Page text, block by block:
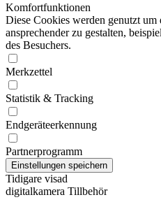
Komfortfunktionen
Diese Cookies werden genutzt um
ansprechender zu gestalten,
des Besuchers.
Merkzettel
Statistik & Tracking
Endgeräteerkennung
Partnerprogramm
Tidigare visad
digitalkamera Tillbehör